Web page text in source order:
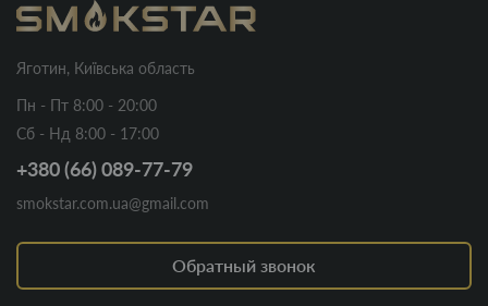
Яготин, Київська область
Пн - Пт 8:00 - 20:00
Сб - Нд 8:00 - 17:00
+380 (66) 089-77-79
smokstar.com.ua@gmail.com
Обратный звонок